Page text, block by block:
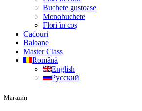
Buchete gustoase
Monobuchete
Flori în coș
Cadouri
Baloane
Master Class
Română
English
Русский
Магазин